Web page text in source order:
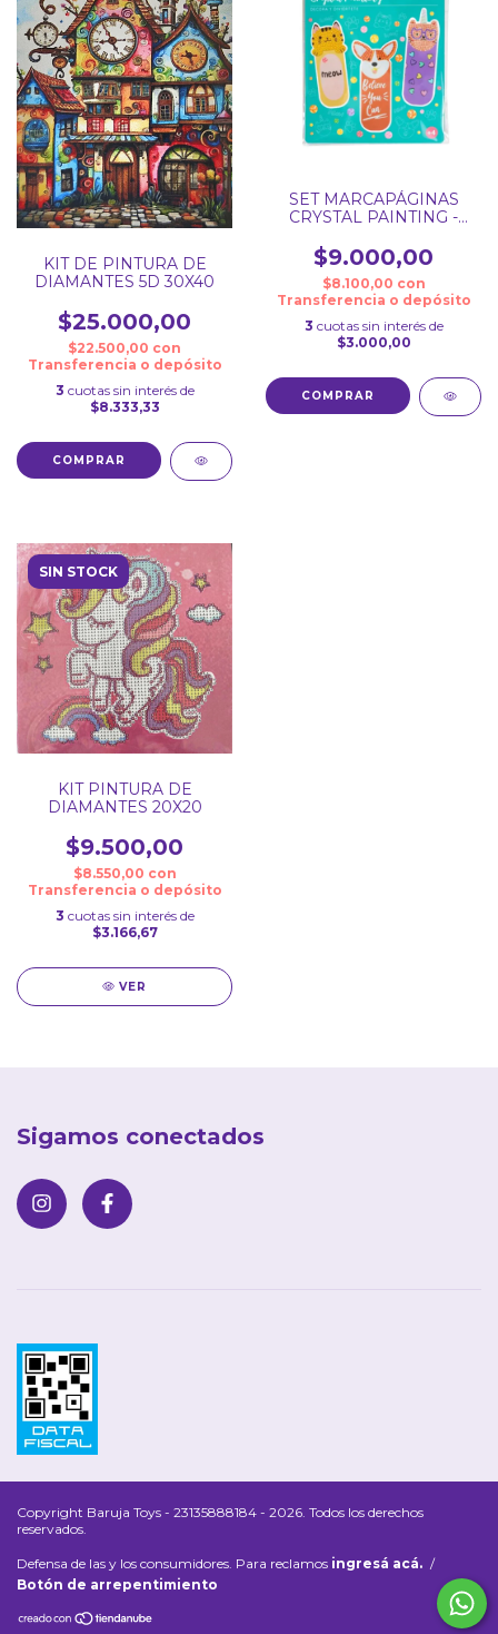
KIT DE PINTURA DE
DIAMANTES 5D 30X40
$25.000,00
$22.500,00 con
Transferencia o depósito
3 cuotas sin interés de
$8.333,33
COMPRAR
SET MARCAPÁGINAS
CRYSTAL PAINTING -
$9.000,00
$8.100,00 con
Transferencia o depósito
3 cuotas sin interés de
$3.000,00
SIN STOCK
KIT PINTURA DE
DIAMANTES 20X20
$9.500,00
$8.550,00 con
Transferencia o depósito
3 cuotas sin interés de
$3.166,67
VER
Sigamos conectados
Copyright Baruja Toys - 23135888184 - 2026. Todos los derechos
reservados.
Defensa de las y los consumidores. Para reclamos ingresá acá. /
Botón de arrepentimiento